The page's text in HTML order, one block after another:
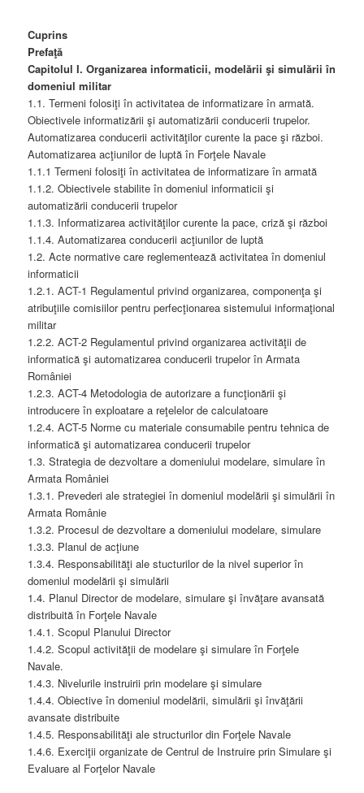
Cuprins
Prefaţă
Capitolul I. Organizarea informaticii, modelării şi simulării în
domeniul militar
1.1. Termeni folosiţi în activitatea de informatizare în armată.
Obiectivele informatizării şi automatizării conducerii trupelor.
Automatizarea conducerii activităţilor curente la pace şi război.
Automatizarea acţiunilor de luptă în Forţele Navale
1.1.1 Termeni folosiţi în activitatea de informatizare în armată
1.1.2. Obiectivele stabilite în domeniul informaticii şi
automatizării conducerii trupelor
1.1.3. Informatizarea activităţilor curente la pace, criză şi război
1.1.4. Automatizarea conducerii acţiunilor de luptă
1.2. Acte normative care reglementează activitatea în domeniul
informaticii
1.2.1. ACT-1 Regulamentul privind organizarea, componenţa şi
atribuţiile comisiilor pentru perfecţionarea sistemului informaţional
militar
1.2.2. ACT-2 Regulamentul privind organizarea activităţii de
informatică şi automatizarea conducerii trupelor în Armata
României
1.2.3. ACT-4 Metodologia de autorizare a funcţionării şi
introducere în exploatare a reţelelor de calculatoare
1.2.4. ACT-5 Norme cu materiale consumabile pentru tehnica de
informatică şi automatizarea conducerii trupelor
1.3. Strategia de dezvoltare a domeniului modelare, simulare în
Armata României
1.3.1. Prevederi ale strategiei în domeniul modelării şi simulării în
Armata Românie
1.3.2. Procesul de dezvoltare a domeniului modelare, simulare
1.3.3. Planul de acţiune
1.3.4. Responsabilităţi ale stucturilor de la nivel superior în
domeniul modelării şi simulării
1.4. Planul Director de modelare, simulare şi învăţare avansată
distribuită în Forţele Navale
1.4.1. Scopul Planului Director
1.4.2. Scopul activităţii de modelare şi simulare în Forţele
Navale.
1.4.3. Nivelurile instruirii prin modelare şi simulare
1.4.4. Obiective în domeniul modelării, simulării şi învăţării
avansate distribuite
1.4.5. Responsabilităţi ale structurilor din Forţele Navale
1.4.6. Exerciţii organizate de Centrul de Instruire prin Simulare şi
Evaluare al Forţelor Navale